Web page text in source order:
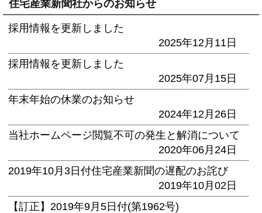
住宅産業新聞社からのお知らせ
採用情報を更新しました
2025年12月11日
採用情報を更新しました
2025年07月15日
年末年始の休業のお知らせ
2024年12月26日
当社ホームページ閲覧不可の発生と解消について
2020年06月24日
2019年10月3日付住宅産業新聞の遅配のお詫び
2019年10月02日
【訂正】2019年9月5日付(第1962号)